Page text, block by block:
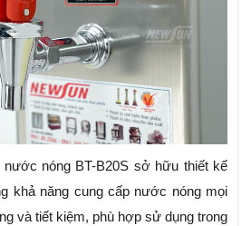
nước nóng BT-B20S sở hữu thiết kế
khả năng cung cấp nước nóng mọi
và tiết kiệm, phù hợp sử dụng trong